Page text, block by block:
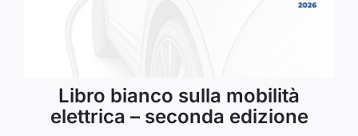
Libro bianco sulla mobilità
elettrica – seconda edizione